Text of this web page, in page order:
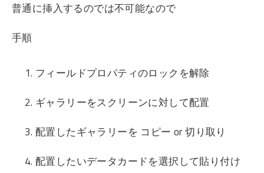
普通に挿入するのでは不可能なので
手順
フィールドプロパティのロックを解除
ギャラリーをスクリーンに対して配置
配置したギャラリーを コピー or 切り取り
配置したいデータカードを選択して貼り付け